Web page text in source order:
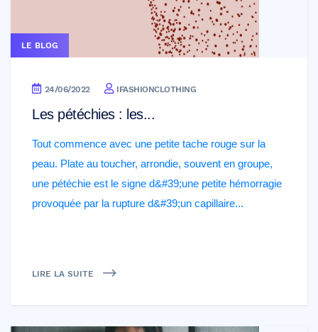
LE BLOG
24/06/2022 IFASHIONCLOTHING
Les pétéchies : les...
Tout commence avec une petite tache rouge sur la
peau. Plate au toucher, arrondie, souvent en groupe,
une pétéchie est le signe d&#39;une petite hémorragie
provoquée par la rupture d&#39;un capillaire...
LIRE LA SUITE